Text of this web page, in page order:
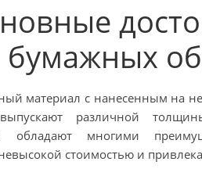
бумажных
материал с нанесенным на
выпускают различной
обладают многими
стоимостью и